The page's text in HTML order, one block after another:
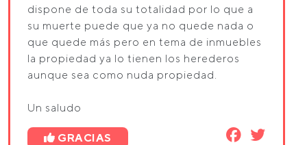
dispone de toda su totalidad por lo que a
su muerte puede que ya no quede nada o
que quede más pero en tema de inmuebles
la propiedad ya lo tienen los herederos
aunque sea como nuda propiedad.
Un saludo
GRACIAS